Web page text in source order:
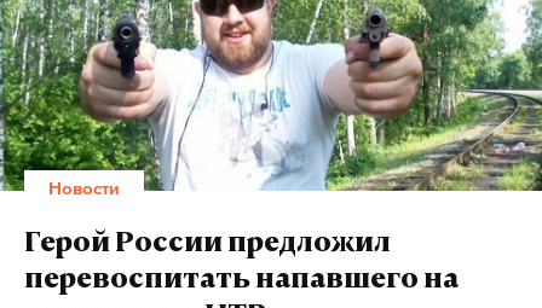
Фото: ©twitter.com/DPet_KARE11News
госорганы, к коррупции и нарушению прав
человека, лиц, подозреваемых Вашингтоном в
связях с российской разведкой и оборонным
сектором. В документе упомянуты люди, которые,
как считают США, оказывают материальную и
технологическую помощь в вооружении
правительственных сил Сирии.
Особое внимание уделяется энергетическому
Новости
Герой России предложил
перевоспитать напавшего на